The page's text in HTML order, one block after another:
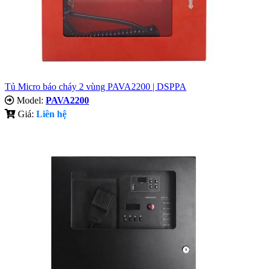
Tủ Micro báo cháy 2 vùng PAVA2200 | DSPPA
Model: PAVA2200
Giá: Liên hệ